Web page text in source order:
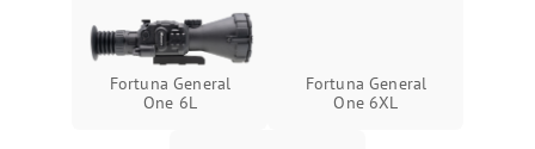
Fortuna General
One 6L
Fortuna General
One 6XL